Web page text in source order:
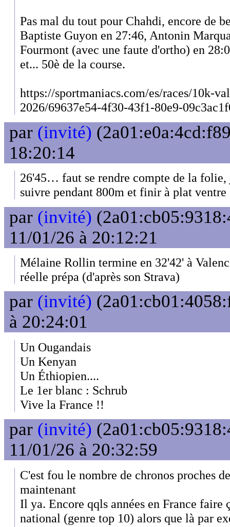
Pas mal du tout pour Chahdi, encore de
Baptiste Guyon en 27:46, Antonin
Fourmont (avec une faute d'ortho) en
et... 50è de la course.
https://sportmaniacs.com/es/races/10k-
2026/69637e54-4f30-43f1-80e9-
par (invité)
18:20:14
26'45… faut se rendre compte de la
suivre pendant 800m et finir à plat ventre
par (invité)
11/01/26 à 20:12:21
Mélaine Rollin termine en 32'42' à
réelle prépa (d'après son Strava)
par (invité)
à 20:24:01
Un Ougandais
Un Kenyan
Un Éthiopien....
Le 1er blanc : Schrub
Vive la France !!
par (invité)
11/01/26 à 20:32:59
C'est fou le nombre de chronos proches
maintenant
Il ya. Encore qqls années en France faire
national (genre top 10) alors que là par